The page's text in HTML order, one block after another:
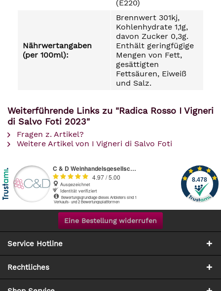
(E220)
Nährwertangaben
(per 100ml):
Brennwert 301kj,
Kohlenhydrate 1,1g,
davon Zucker 0,3g.
Enthält geringfügige
Mengen von Fett,
gesättigten
Fettsäuren, Eiweiß
und Salz.
Weiterführende Links zu "Radica Rosso I Vigneri
di Salvo Foti 2023"
Fragen z. Artikel?
Weitere Artikel von I Vigneri di Salvo Foti
Eine Bestellung widerrufen
Service Hotline
Rechtliches